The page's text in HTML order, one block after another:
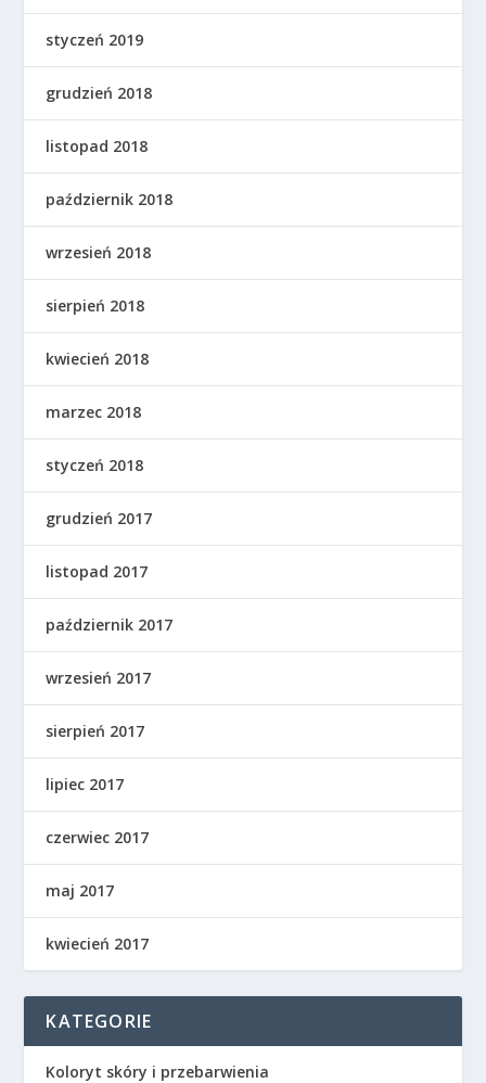
styczeń 2019
grudzień 2018
listopad 2018
październik 2018
wrzesień 2018
sierpień 2018
kwiecień 2018
marzec 2018
styczeń 2018
grudzień 2017
listopad 2017
październik 2017
wrzesień 2017
sierpień 2017
lipiec 2017
czerwiec 2017
maj 2017
kwiecień 2017
KATEGORIE
Koloryt skóry i przebarwienia